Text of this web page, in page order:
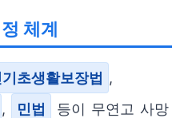
체계
초생활보장법
,
, 민법
등이 무연고 사망